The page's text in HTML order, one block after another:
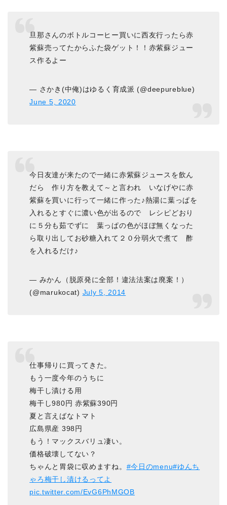
旦那さんのボトルコーヒー買いに西友行ったら赤
紫蘇売ってたからふた袋ゲット！！赤紫蘇ジュー
ス作るよー
— さかき(中俺)はゆるく育成派 (@deepureblue)
June 5, 2020
今日友達が来たので一緒に赤紫蘇ジュースを飲ん
だら 作り方を教えて～と言われ いなげやに赤
紫蘇を買いに行って一緒に作った♪熱湯に葉っぱを
入れるとすぐに濃い色が出るので レシピどおり
に５分も茹でずに 葉っぱの色がほぼ無くなった
ら取り出してお砂糖入れて２０分弱火で煮て 酢
を入れるだけ♪
— みかん（脱原発に全部！違法法案は廃案！）
(@marukocat) July 5, 2014
仕事帰りに買ってきた。
もう一度今年のうちに
梅干し漬ける用
梅干し980円 赤紫蘇390円
夏と言えばなトマト
広島県産 398円
もう！マックスバリュ凄い。
価格破壊してない？
ちゃんと胃袋に収めますね。 #今日のmenu#ゆんち
ゃろ梅干し漬けるってよ
pic.twitter.com/EvG6PhMGOB